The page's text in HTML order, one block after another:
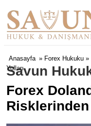
Savun
Anasayfa » Forex Hukuku »
Yolları
Forex
Risklerinden